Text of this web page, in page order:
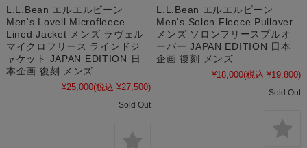
L.L.Bean エルエルビーン
Men's Lovell Microfleece
Lined Jacket メンズ ラヴェル
マイクロフリース ラインドジ
ャケット JAPAN EDITION 日
本企画 復刻 メンズ
¥25,000(税込 ¥27,500)
Sold Out
L.L.Bean エルエルビーン
Men's Solon Fleece Pullover
メンズ ソロンフリースプルオ
ーバー JAPAN EDITION 日本
企画 復刻 メンズ
¥18,000(税込 ¥19,800)
Sold Out